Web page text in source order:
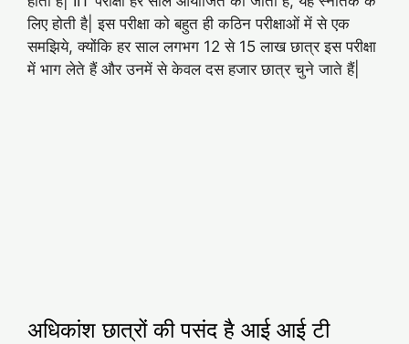
लिए होती है| इस परीक्षा को बहुत ही कठिन परीक्षाओं में से एक
समझिये, क्योंकि हर साल लगभग 12 से 15 लाख छात्र इस परीक्षा
में भाग लेते हैं और उनमें से केवल दस हजार छात्र चुने जाते हैं|
अधिकांश छात्रों की पसंद है आई आई टी